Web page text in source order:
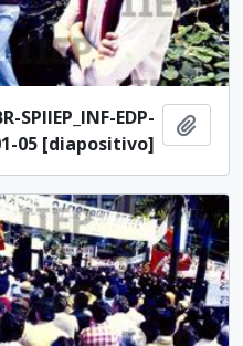
SPIIEP_INF-EDP-
05 [diapositivo]